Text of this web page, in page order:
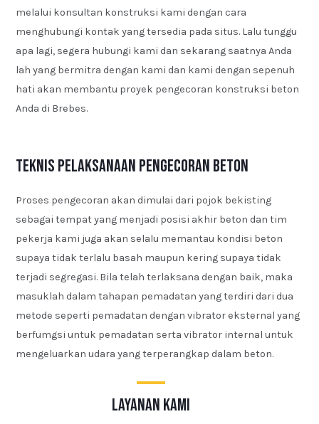
melalui konsultan konstruksi kami dengan cara
menghubungi kontak yang tersedia pada situs. Lalu tunggu
apa lagi, segera hubungi kami dan sekarang saatnya Anda
lah yang bermitra dengan kami dan kami dengan sepenuh
hati akan membantu proyek pengecoran konstruksi beton
Anda di Brebes.
Teknis Pelaksanaan Pengecoran Beton
Proses pengecoran akan dimulai dari pojok bekisting
sebagai tempat yang menjadi posisi akhir beton dan tim
pekerja kami juga akan selalu memantau kondisi beton
supaya tidak terlalu basah maupun kering supaya tidak
terjadi segregasi. Bila telah terlaksana dengan baik, maka
masuklah dalam tahapan pemadatan yang terdiri dari dua
metode seperti pemadatan dengan vibrator eksternal yang
berfumgsi untuk pemadatan serta vibrator internal untuk
mengeluarkan udara yang terperangkap dalam beton.
layanan kami